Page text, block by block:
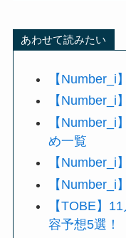
あわせて読みたい
【Number_i
【Number_i
【Number_i
め一覧
【Number_i
【Number_i
【TOBE】
容予想5選！